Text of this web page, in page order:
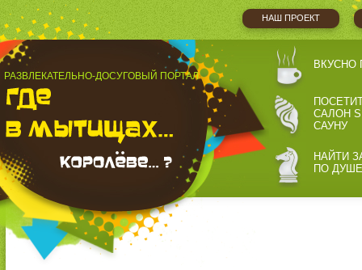
НАШ ПРОЕКТ
РАЗВЛЕКАТЕЛЬНО-ДОСУГОВЫЙ ПОРТАЛ
ВКУСНО
САЛОН
САУНУ
НАЙТИ
ПО ДУШЕ